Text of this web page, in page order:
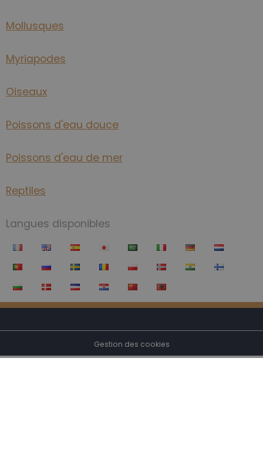
Mollusques
Myriapodes
Oiseaux
Poissons d'eau douce
Poissons d'eau de mer
Reptiles
Langues disponibles
Gestion des cookies